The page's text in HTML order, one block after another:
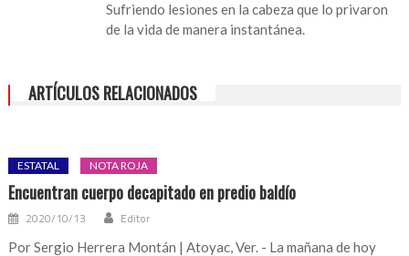
Sufriendo lesiones en la cabeza que lo privaron
de la vida de manera instantánea.
ARTÍCULOS RELACIONADOS
ESTATAL NOTA ROJA
Encuentran cuerpo decapitado en predio baldío
2020/10/13 Editor
Por Sergio Herrera Montán | Atoyac, Ver. - La mañana de hoy